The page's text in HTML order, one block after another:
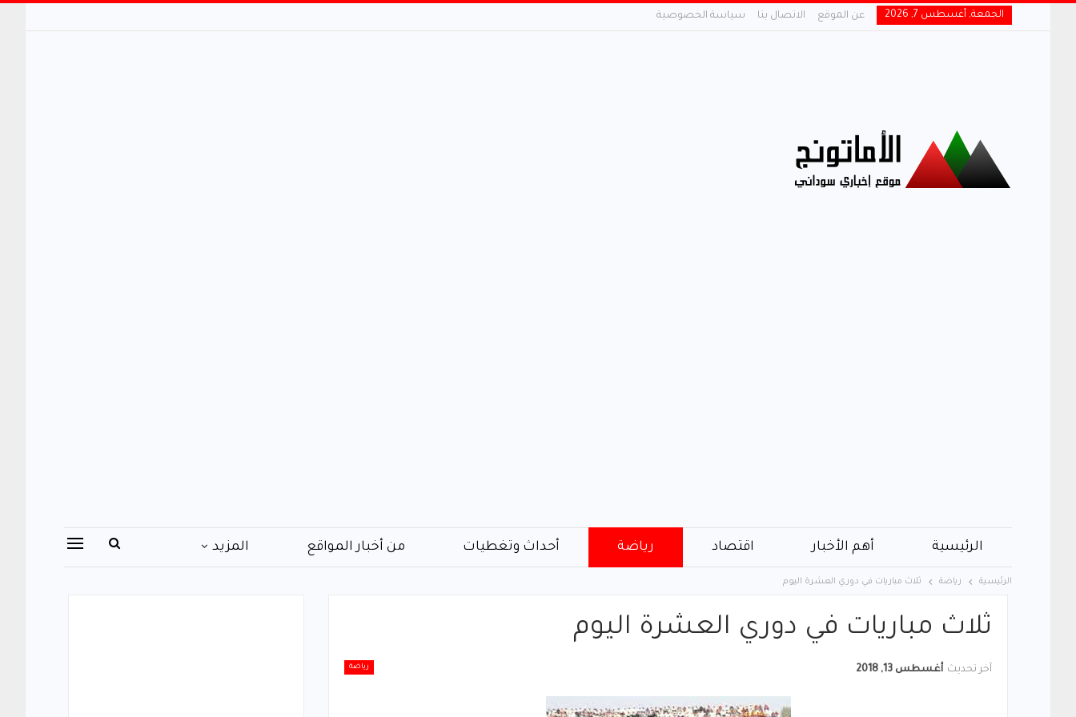
الجمعة, أغسطس 7, 2026 عن الموقع الاتصال بنا سياسة الخصوصية
الرئيسية أهم الأخبار اقتصاد رياضة أحداث وتغطيات من أخبار المواقع المزيد
الرئيسية رياضة ثلاث مباريات في دوري العشرة اليوم
ثلاث مباريات في دوري العشرة اليوم
رياضة آخر تحديث أغسطس 13, 2018